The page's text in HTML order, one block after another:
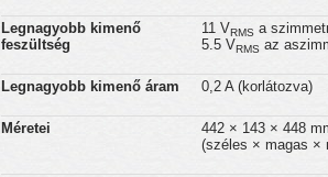
Legnagyobb kimenő
feszültség
11 VRMS a
5.5 VRMS az
Legnagyobb kimenő áram 0,2 A (korlátozva)
Méretei
442 × 143 × 448
(széles × magas ×